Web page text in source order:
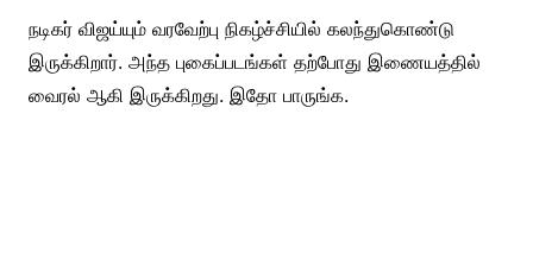
நடிகர் விஜய்யும் வரவேற்பு நிகழ்ச்சியில் கலந்துகொண்டு
இருக்கிறார். அந்த புகைப்படங்கள் தற்போது இணையத்தில்
வைரல் ஆகி இருக்கிறது. இதோ பாருங்க.